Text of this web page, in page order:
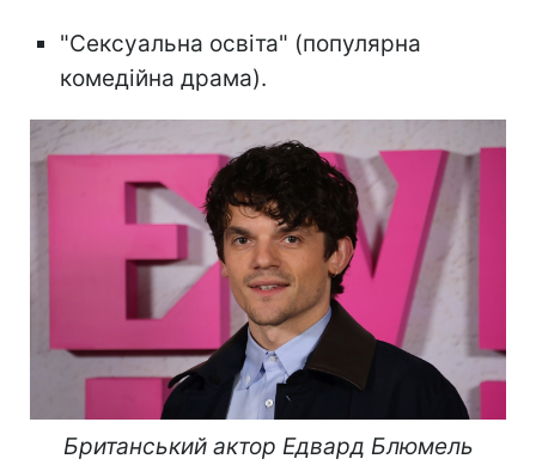
"Сексуальна освіта" (популярна
комедійна драма).
Британський актор Едвард Блюмель